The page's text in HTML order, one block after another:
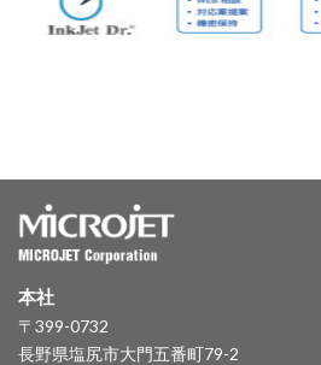
本社
〒399-0732
長野県塩尻市大門五番町79-2